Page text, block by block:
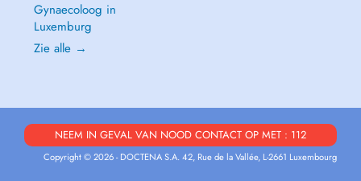
Gynaecoloog in
Luxemburg
Zie alle →
NEEM IN GEVAL VAN NOOD CONTACT OP MET : 112
Copyright © 2026 - DOCTENA S.A. 42, Rue de la Vallée, L-2661 Luxembourg